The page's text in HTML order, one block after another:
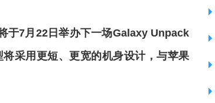
于7月22日举办下一场Galaxy Unpack
采用更短、更宽的机身设计，与苹果